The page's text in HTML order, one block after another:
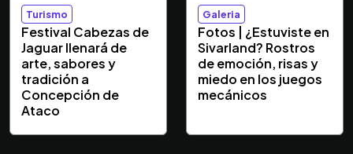
Turismo
Festival Cabezas de
Jaguar llenará de
arte, sabores y
tradición a
Concepción de
Ataco
Galeria
Fotos | ¿Estuviste en
Sivarland? Rostros
de emoción, risas y
miedo en los juegos
mecánicos